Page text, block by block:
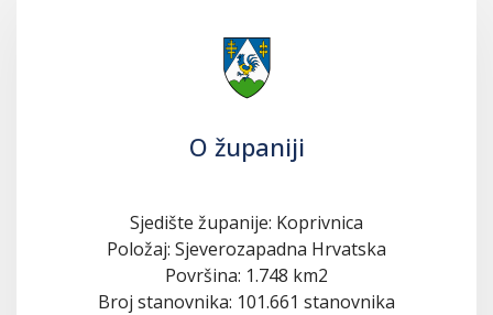
O županiji
Sjedište županije: Koprivnica
Položaj: Sjeverozapadna Hrvatska
Površina: 1.748 km2
Broj stanovnika: 101.661 stanovnika